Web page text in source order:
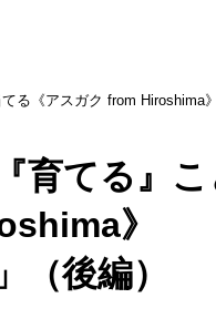
る《アスガク from Hiroshima
育てる』こ
》
（後編）